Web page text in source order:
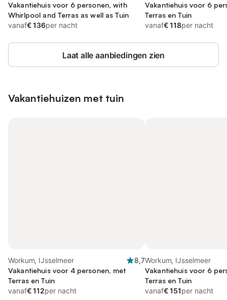
Vakantiehuis voor 6 personen, with
Whirlpool and Terras as well as Tuin
vanaf€ 136per nacht
Vakantiehuis voor 6
Terras en Tuin
vanaf€ 118per nacht
Laat alle aanbiedingen zien
Vakantiehuizen met tuin
Workum, IJsselmeer
8,7
Vakantiehuis voor 4 personen, met
Terras en Tuin
vanaf€ 112per nacht
Workum, IJsselmeer
Vakantiehuis voor 6
Terras en Tuin
vanaf€ 151per nacht